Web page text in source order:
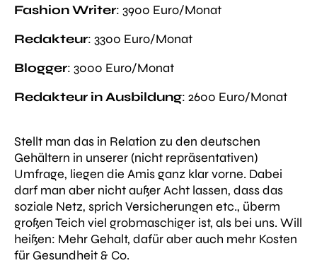
Fashion Writer: 3900 Euro/Monat
Redakteur: 3300 Euro/Monat
Blogger: 3000 Euro/Monat
Redakteur in Ausbildung: 2600 Euro/Monat
Stellt man das in Relation zu den deutschen
Gehältern in unserer (nicht repräsentativen)
Umfrage, liegen die Amis ganz klar vorne. Dabei
darf man aber nicht außer Acht lassen, dass das
soziale Netz, sprich Versicherungen etc., überm
großen Teich viel grobmaschiger ist, als bei uns. Will
heißen: Mehr Gehalt, dafür aber auch mehr Kosten
für Gesundheit & Co.